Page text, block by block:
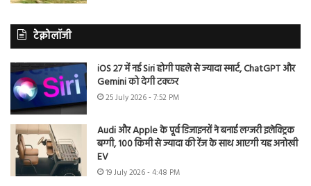
टेक्नोलॉजी
iOS 27 में नई Siri होगी पहले से ज्यादा स्मार्ट, ChatGPT और
Gemini को देगी टक्कर
25 July 2026 - 7:52 PM
Audi और Apple के पूर्व डिजाइनरों ने बनाई लग्जरी इलेक्ट्रिक
बग्गी, 100 किमी से ज्यादा की रेंज के साथ आएगी यह अनोखी
EV
19 July 2026 - 4:48 PM